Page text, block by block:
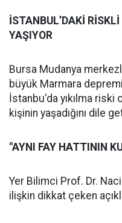
İSTANBUL’DAKİ
YAŞIYOR
Bursa Mudanya
büyük Marmara
İstanbu'da yıkılma riski
kişinin yaşadığını dile
"AYNI FAY HATTININ
Yer Bilimci Prof. Dr.
ilişkin dikkat çeken